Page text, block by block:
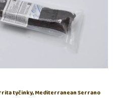
tyčinky, Mediterranean Serrano